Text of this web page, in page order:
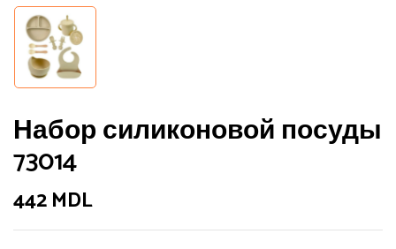
Набор силиконовой посуды
73014
442MDL